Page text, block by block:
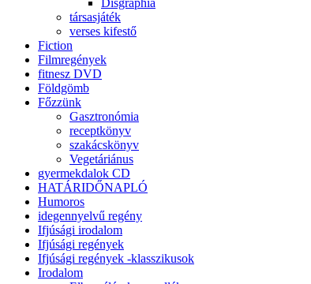
Disgraphia
társasjáték
verses kifestő
Fiction
Filmregények
fitnesz DVD
Földgömb
Főzzünk
Gasztronómia
receptkönyv
szakácskönyv
Vegetáriánus
gyermekdalok CD
HATÁRIDŐNAPLÓ
Humoros
idegennyelvű regény
Ifjúsági irodalom
Ifjúsági regények
Ifjúsági regények -klasszikusok
Irodalom